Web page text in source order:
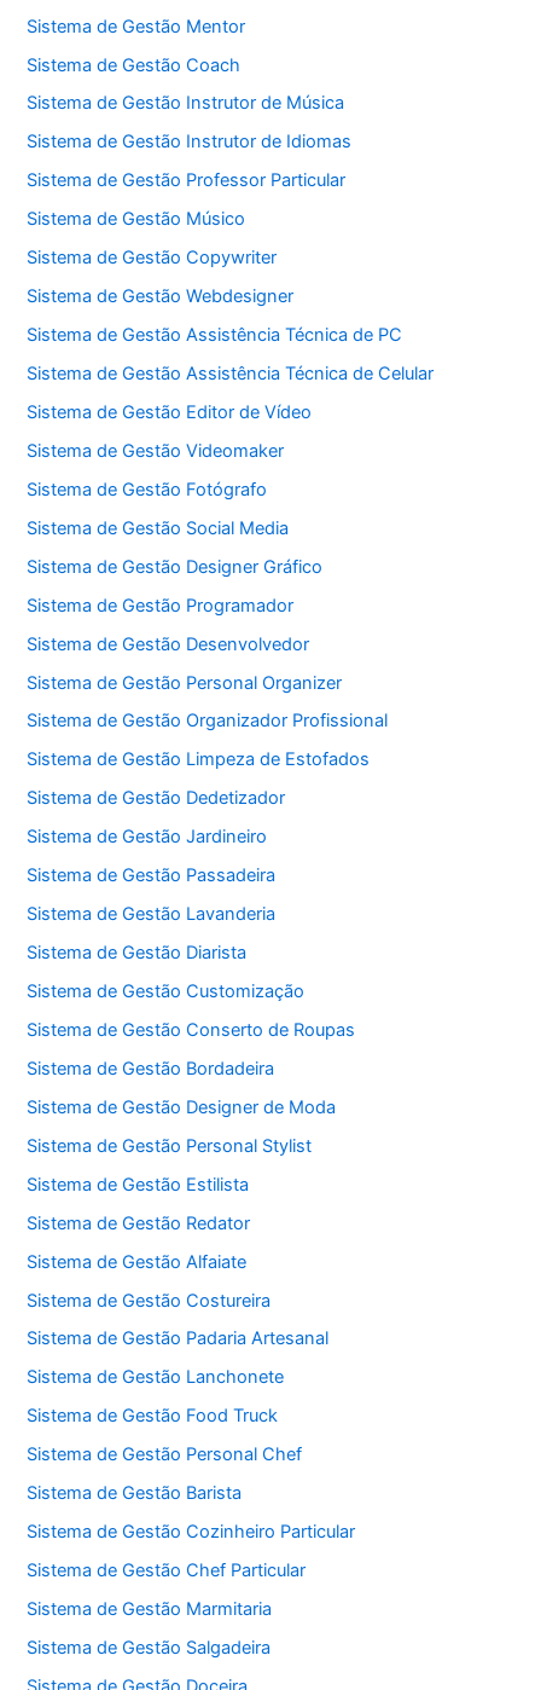
Sistema de Gestão Mentor
Sistema de Gestão Coach
Sistema de Gestão Instrutor de Música
Sistema de Gestão Instrutor de Idiomas
Sistema de Gestão Professor Particular
Sistema de Gestão Músico
Sistema de Gestão Copywriter
Sistema de Gestão Webdesigner
Sistema de Gestão Assistência Técnica de PC
Sistema de Gestão Assistência Técnica de Celular
Sistema de Gestão Editor de Vídeo
Sistema de Gestão Videomaker
Sistema de Gestão Fotógrafo
Sistema de Gestão Social Media
Sistema de Gestão Designer Gráfico
Sistema de Gestão Programador
Sistema de Gestão Desenvolvedor
Sistema de Gestão Personal Organizer
Sistema de Gestão Organizador Profissional
Sistema de Gestão Limpeza de Estofados
Sistema de Gestão Dedetizador
Sistema de Gestão Jardineiro
Sistema de Gestão Passadeira
Sistema de Gestão Lavanderia
Sistema de Gestão Diarista
Sistema de Gestão Customização
Sistema de Gestão Conserto de Roupas
Sistema de Gestão Bordadeira
Sistema de Gestão Designer de Moda
Sistema de Gestão Personal Stylist
Sistema de Gestão Estilista
Sistema de Gestão Redator
Sistema de Gestão Alfaiate
Sistema de Gestão Costureira
Sistema de Gestão Padaria Artesanal
Sistema de Gestão Lanchonete
Sistema de Gestão Food Truck
Sistema de Gestão Personal Chef
Sistema de Gestão Barista
Sistema de Gestão Cozinheiro Particular
Sistema de Gestão Chef Particular
Sistema de Gestão Marmitaria
Sistema de Gestão Salgadeira